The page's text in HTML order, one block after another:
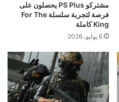
مشتركو PS Plus يحصلون على
فرصة لتجربة سلسلة For The
King كاملة
6 يوليو، 2026